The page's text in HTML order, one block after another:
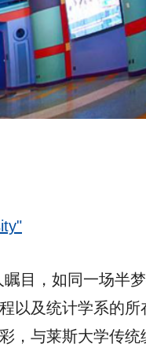
目，如同一场半梦
以及统计学系的所
，与莱斯大学传统